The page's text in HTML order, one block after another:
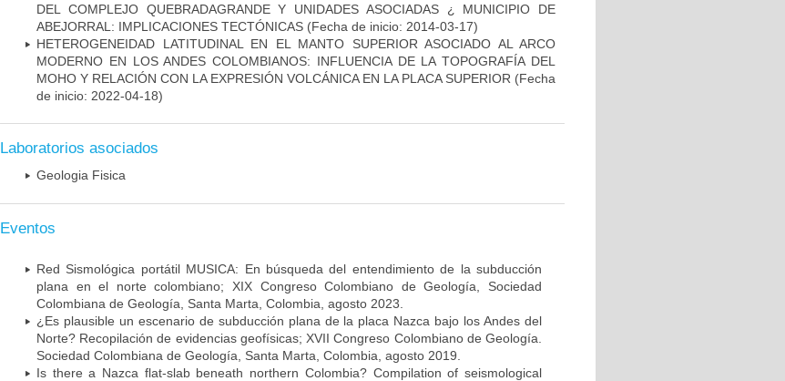
DEL COMPLEJO QUEBRADAGRANDE Y UNIDADES ASOCIADAS ¿ MUNICIPIO DE
ABEJORRAL: IMPLICACIONES TECTÓNICAS (Fecha de inicio: 2014-03-17)
HETEROGENEIDAD LATITUDINAL EN EL MANTO SUPERIOR ASOCIADO AL ARCO
MODERNO EN LOS ANDES COLOMBIANOS: INFLUENCIA DE LA TOPOGRAFÍA DEL
MOHO Y RELACIÓN CON LA EXPRESIÓN VOLCÁNICA EN LA PLACA SUPERIOR (Fecha
de inicio: 2022-04-18)
Laboratorios asociados
Geologia Fisica
Eventos
Red Sismológica portátil MUSICA: En búsqueda del entendimiento de la subducción
plana en el norte colombiano; XIX Congreso Colombiano de Geología, Sociedad
Colombiana de Geología, Santa Marta, Colombia, agosto 2023.
¿Es plausible un escenario de subducción plana de la placa Nazca bajo los Andes del
Norte? Recopilación de evidencias geofísicas; XVII Congreso Colombiano de Geología.
Sociedad Colombiana de Geología, Santa Marta, Colombia, agosto 2019.
Is there a Nazca flat-slab beneath northern Colombia? Compilation of seismological